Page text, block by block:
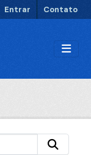
Entrar Contato